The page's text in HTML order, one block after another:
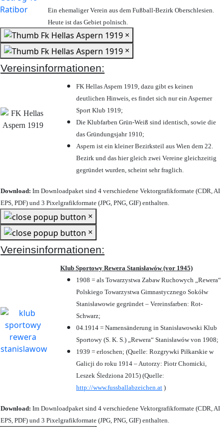
Ein ehemaliger Verein aus dem Fußball-Bezirk Oberschlesien.
Heute ist das Gebiet polnisch.
×
×
Vereinsinformationen:
FK Hellas Aspern 1919, dazu gibt es keinen
deutlichen Hinweis, es findet sich nur ein Asperner
Sport Klub 1919;
Die Klubfarben Grün-Weiß sind identisch, sowie die
das Gründungsjahr 1910;
Aspern ist ein kleiner Bezirksteil aus Wien dem 22.
Bezirk und das hier gleich zwei Vereine gleichzeitig
gegründet wurden, scheint sehr fraglich.
Download: Im Downloadpaket sind 4 verschiedene Vektorgrafikformate (CDR, AI
EPS, PDF) und 3 Pixelgrafikformate (JPG, PNG, GIF) enthalten.
×
×
Vereinsinformationen:
Klub Sportowy Rewera Stanisławów (vor 1945)
1908 = als Towarzystwa Zabaw Ruchowych „Rewera“
Polskiego Towarzystwa Gimnastycznego Sokółw
Stanisławowie gegründet – Vereinsfarben: Rot-
Schwarz;
04.1914 = Namensänderung in Stanisławowski Klub
Sportowy (S. K. S.) „Rewera“ Stanisławów von 1908;
1939 = erloschen; (Quelle: Rozgrywki Piłkarskie w
Galicji do roku 1914 – Autorzy: Piotr Chomicki,
Leszek Śledziona 2015) (Quelle:
http://www.fussballabzeichen.at )
Download: Im Downloadpaket sind 4 verschiedene Vektorgrafikformate (CDR, AI
EPS, PDF) und 3 Pixelgrafikformate (JPG, PNG, GIF) enthalten.